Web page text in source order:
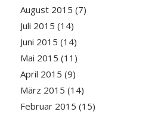
August 2015 (7)
Juli 2015 (14)
Juni 2015 (14)
Mai 2015 (11)
April 2015 (9)
März 2015 (14)
Februar 2015 (15)